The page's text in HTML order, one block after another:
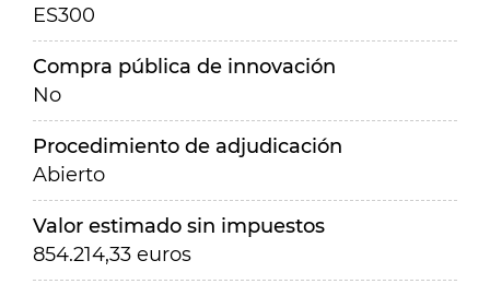
ES300
Compra pública de innovación
No
Procedimiento de adjudicación
Abierto
Valor estimado sin impuestos
854.214,33 euros